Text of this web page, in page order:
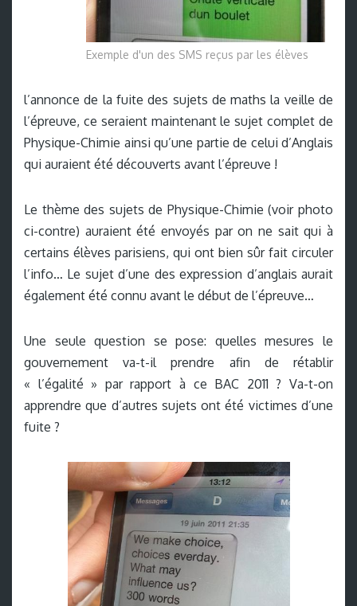
Exemple d'un des SMS reçus par les élèves
l’annonce de la fuite des sujets de maths la veille de
l’épreuve, ce seraient maintenant le sujet complet de
Physique-Chimie ainsi qu’une partie de celui d’Anglais
qui auraient été découverts avant l’épreuve !
Le thème des sujets de Physique-Chimie (voir photo
ci-contre) auraient été envoyés par on ne sait qui à
certains élèves parisiens, qui ont bien sûr fait circuler
l’info… Le sujet d’une des expression d’anglais aurait
également été connu avant le début de l’épreuve…
Une seule question se pose: quelles mesures le
gouvernement va-t-il prendre afin de rétablir
« l’égalité » par rapport à ce BAC 2011 ? Va-t-on
apprendre que d’autres sujets ont été victimes d’une
fuite ?